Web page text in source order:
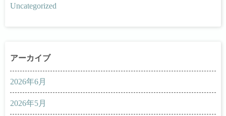
Uncategorized
2026年6月
2026年5月